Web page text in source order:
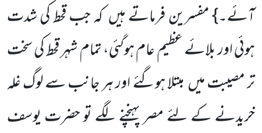
آئے۔} مفسرین فرماتے ہیں کہ جب قحط کی شدت
ہوئی اور بلائے عظیم عام ہوگئی، تمام شہر قحط کی سخت
تر مصیبت میں مبتلا ہوگئے اور ہر جانب سے لوگ غلہ
خریدنے کے لئے مصر پہنچنے لگے تو حضرت یوسف